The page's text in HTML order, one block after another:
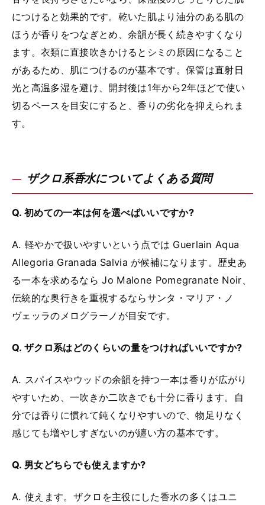
につけると効果的です。乾いた肌より油分のある肌の
ほうが香りをつなぎとめ、余韻が長く続きやすくなり
ます。衣類に直接吹きかけるとシミの原因になること
があるため、肌につけるのが基本です。保管は直射日
光と高温多湿を避け、開封後は1年から2年ほどで使い
切るペースを目安にすると、香りの劣化を抑えられま
す。
ザクロ系香水についてよくある質問
Q. 初めての一本は何を選べばいいですか?
A. 軽やかで扱いやすいという点では Guerlain Aqua
Allegoria Granada Salvia が候補になります。歴史あ
る一本を求めるなら Jo Malone Pomegranate Noir、
伝統的な奥行きを重視するならサンタ・マリア・ノ
ヴェッラのメログラーノが目安です。
Q. ザクロ系はどのくらいの量をつければいいですか?
A. スパイスやウッドの余韻を持つ一本は香りが広がり
やすいため、一吹きか二吹きでも十分に香ります。自
分では香りに慣れて鈍くなりやすいので、物足りなく
感じても増やしすぎないのが纏い方の基本です。
Q. 男女どちらでも使えますか?
A. 使えます。ザクロを主役にした香水の多くはユニ